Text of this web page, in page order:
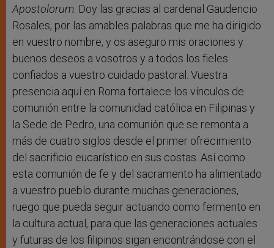
Apostolorum. Doy las gracias al cardenal Gaudencio
Rosales, por las amables palabras que me ha dirigido
en vuestro nombre, y os aseguro mis oraciones y
buenos deseos a vosotros y a todos los fieles
confiados a vuestro cuidado pastoral. Vuestra
presencia aquí en Roma fortalece los vínculos de
comunión entre la comunidad católica en Filipinas y
la Sede de Pedro, una comunión que se remonta a
más de cuatro siglos desde el primer ofrecimiento
del sacrificio eucarístico en sus costas. Así como
esta comunión de fe y del sacramento ha alimentado
a vuestro pueblo durante muchas generaciones,
ruego que pueda seguir actuando como fermento en
la cultura actual, para que las generaciones actuales
y futuras de los filipinos sigan encontrándose con el